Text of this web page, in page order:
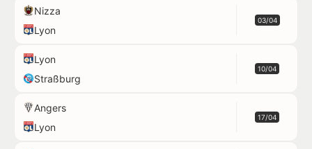
Nizza
Lyon
03/04
Lyon
Straßburg
10/04
Angers
Lyon
17/04